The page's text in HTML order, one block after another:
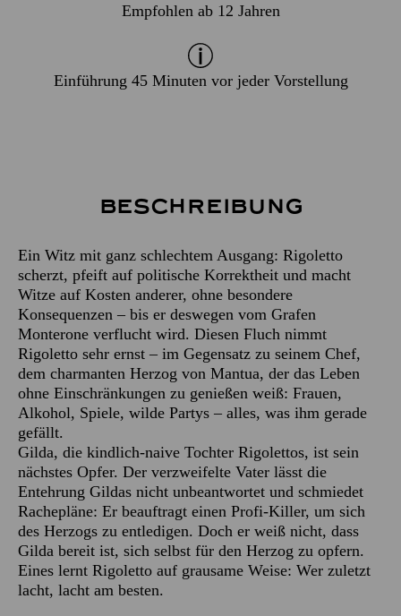
Empfohlen ab 12 Jahren
Einführung 45 Minuten vor jeder Vorstellung
Beschreibung
Ein Witz mit ganz schlechtem Ausgang: Rigoletto
scherzt, pfeift auf politische Korrektheit und macht
Witze auf Kosten anderer, ohne besondere
Konsequenzen – bis er deswegen vom Grafen
Monterone verflucht wird. Diesen Fluch nimmt
Rigoletto sehr ernst – im Gegensatz zu seinem Chef,
dem charmanten Herzog von Mantua, der das Leben
ohne Einschränkungen zu genießen weiß: Frauen,
Alkohol, Spiele, wilde Partys – alles, was ihm gerade
gefällt.
Gilda, die kindlich-naive Tochter Rigolettos, ist sein
nächstes Opfer. Der verzweifelte Vater lässt die
Entehrung Gildas nicht unbeantwortet und schmiedet
Rachepläne: Er beauftragt einen Profi-Killer, um sich
des Herzogs zu entledigen. Doch er weiß nicht, dass
Gilda bereit ist, sich selbst für den Herzog zu opfern.
Eines lernt Rigoletto auf grausame Weise: Wer zuletzt
lacht, lacht am besten.